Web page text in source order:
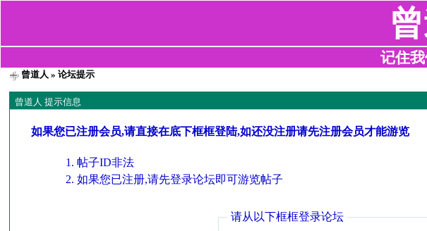
记住我
曾道人 » 论坛提示
曾道人 提示信息
如果您已注册会员,请直接在底下框框登陆,如还没注册请先注册会员才能游览
帖子ID非法
如果您已注册,请先登录论坛即可游览帖子
请从以下框框登录论坛